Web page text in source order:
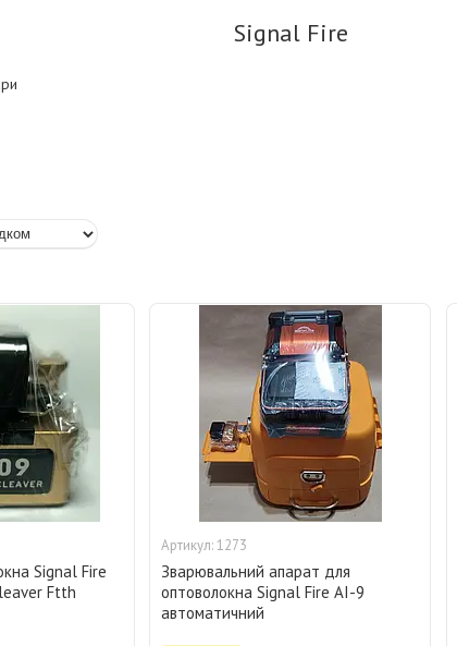
Signal Fire
Signal Fire
Ftth
1273
Зварювальний апарат для
оптоволокна Signal Fire AI-9
автоматичний